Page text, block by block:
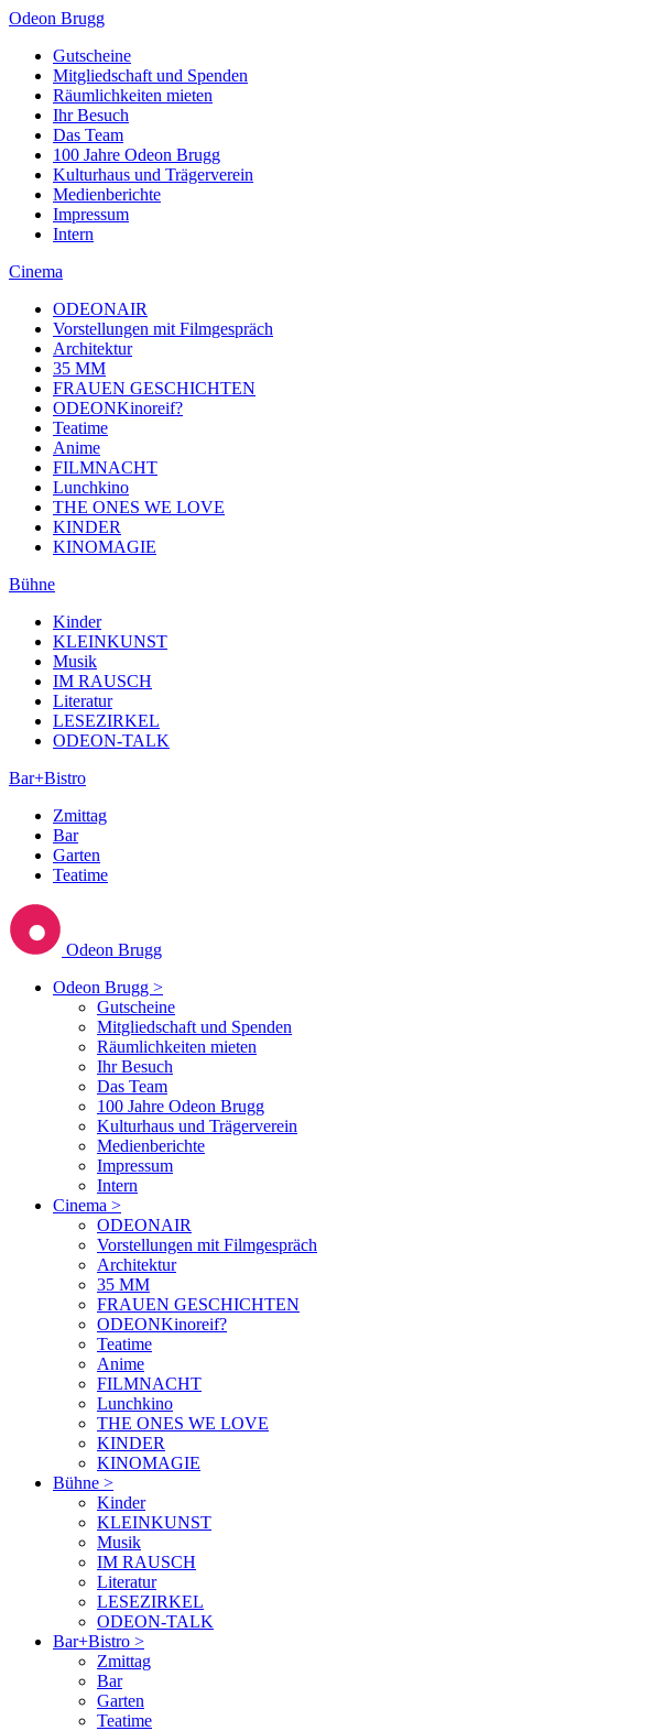
Odeon Brugg
Gutscheine
Mitgliedschaft und Spenden
Räumlichkeiten mieten
Ihr Besuch
Das Team
100 Jahre Odeon Brugg
Kulturhaus und Trägerverein
Medienberichte
Impressum
Intern
Cinema
ODEONAIR
Vorstellungen mit Filmgespräch
Architektur
35 MM
FRAUEN GESCHICHTEN
ODEONKinoreif?
Teatime
Anime
FILMNACHT
Lunchkino
THE ONES WE LOVE
KINDER
KINOMAGIE
Bühne
Kinder
KLEINKUNST
Musik
IM RAUSCH
Literatur
LESEZIRKEL
ODEON-TALK
Bar+Bistro
Zmittag
Bar
Garten
Teatime
Odeon Brugg
Odeon Brugg >
Gutscheine
Mitgliedschaft und Spenden
Räumlichkeiten mieten
Ihr Besuch
Das Team
100 Jahre Odeon Brugg
Kulturhaus und Trägerverein
Medienberichte
Impressum
Intern
Cinema >
ODEONAIR
Vorstellungen mit Filmgespräch
Architektur
35 MM
FRAUEN GESCHICHTEN
ODEONKinoreif?
Teatime
Anime
FILMNACHT
Lunchkino
THE ONES WE LOVE
KINDER
KINOMAGIE
Bühne >
Kinder
KLEINKUNST
Musik
IM RAUSCH
Literatur
LESEZIRKEL
ODEON-TALK
Bar+Bistro >
Zmittag
Bar
Garten
Teatime